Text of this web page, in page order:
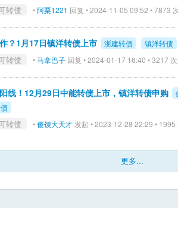
转债 •阿栗1221 回复 • 2024-11-05 09:52 • 7873
？1月17日镇洋转债上市 浙建转债 镇洋转债
转债 •马拿巴子 回复 • 2024-01-17 16:40 • 3217
线！12月29日中能转债上市，镇洋转债申购
转债 •傻馒大天才 发起 • 2023-12-28 22:29 • 1995
更多...